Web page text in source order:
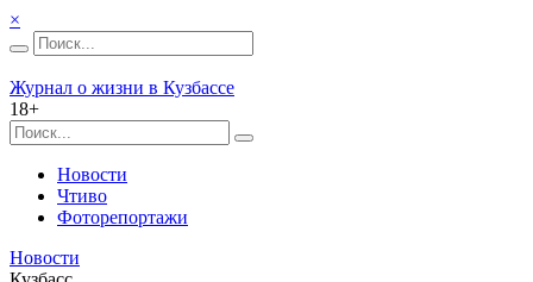
×
Журнал о жизни в Кузбассе
18+
Новости
Чтиво
Фоторепортажи
Новости